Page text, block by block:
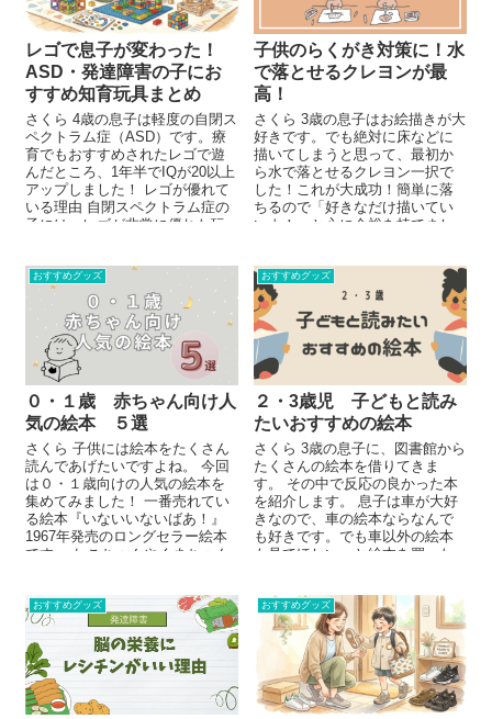
レゴで息子が変わった！
ASD・発達障害の子にお
すすめ知育玩具まとめ
さくら 4歳の息子は軽度の自閉ス
ペクトラム症（ASD）です。療
育でもおすすめされたレゴで遊
んだところ、1年半でIQが20以上
アップしました！ レゴが優れて
いる理由 自閉スペクトラム症の
子には、レゴが非常に優れた玩
子供のらくがき対策に！水
で落とせるクレヨンが最
高！
さくら 3歳の息子はお絵描きが大
好きです。でも絶対に床などに
描いてしまうと思って、最初か
ら水で落とせるクレヨン一択で
した！これが大成功！簡単に落
ちるので「好きなだけ描いてい
いよ！」と心に余裕を持てまし
おすすめグッズ
０・１歳 赤ちゃん向け人
気の絵本 ５選
さくら 子供には絵本をたくさん
読んであげたいですよね。 今回
は０・１歳向けの人気の絵本を
集めてみました！ 一番売れてい
る絵本『いないいないばあ！』
1967年発売のロングセラー絵本
です。 ねこちゃんやくまちゃん
おすすめグッズ
２・3歳児 子どもと読み
たいおすすめの絵本
さくら 3歳の息子に、図書館から
たくさんの絵本を借りてきま
す。 その中で反応の良かった本
を紹介します。 息子は車が大好
きなので、車の絵本ならなんで
も好きです。でも車以外の絵本
も見てほしい、と絵本を買った
おすすめグッズ おすすめグッズ